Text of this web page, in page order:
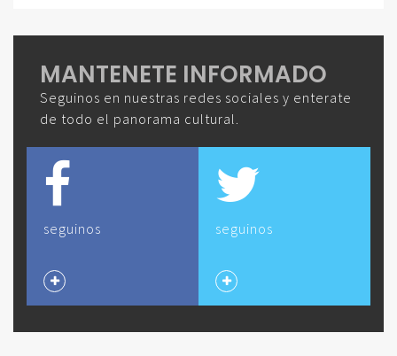
MANTENETE INFORMADO
Seguinos en nuestras redes sociales y enterate
de todo el panorama cultural.
seguinos seguinos